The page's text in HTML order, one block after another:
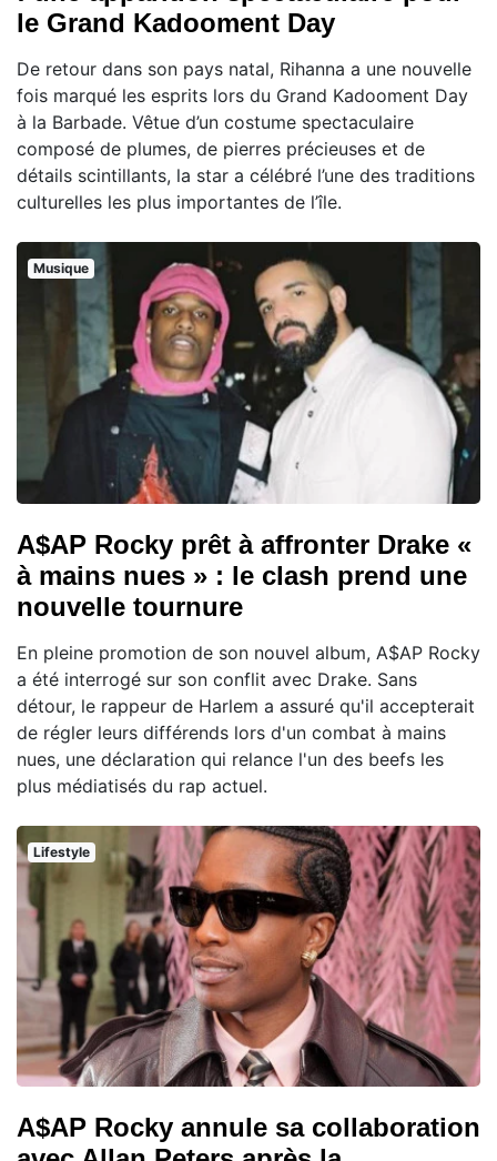
le Grand Kadooment Day
De retour dans son pays natal, Rihanna a une nouvelle
fois marqué les esprits lors du Grand Kadooment Day
à la Barbade. Vêtue d’un costume spectaculaire
composé de plumes, de pierres précieuses et de
détails scintillants, la star a célébré l’une des traditions
culturelles les plus importantes de l’île.
Musique
A$AP Rocky prêt à affronter Drake «
à mains nues » : le clash prend une
nouvelle tournure
En pleine promotion de son nouvel album, A$AP Rocky
a été interrogé sur son conflit avec Drake. Sans
détour, le rappeur de Harlem a assuré qu'il accepterait
de régler leurs différends lors d'un combat à mains
nues, une déclaration qui relance l'un des beefs les
plus médiatisés du rap actuel.
Lifestyle
A$AP Rocky annule sa collaboration